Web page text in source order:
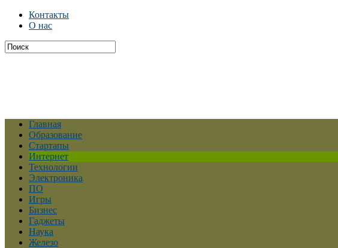
Контакты
О нас
Главная
Образование
Стартапы
Интернет
Технологии
Электроника
ПО
Игры
Бизнес
Гаджеты
Наука
Железо